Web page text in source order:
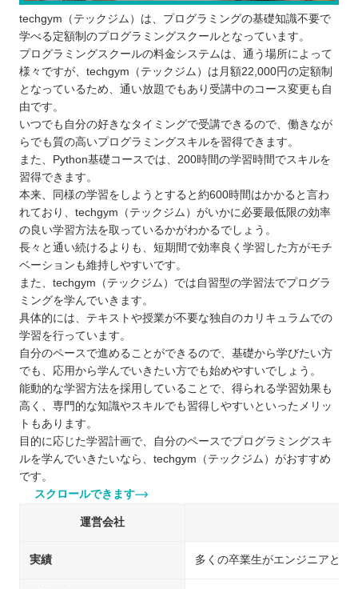
techgym（テックジム）は、プログラミングの基礎知識不要で
学べる定額制のプログラミングスクールとなっています。
プログラミングスクールの料金システムは、通う場所によって
様々ですが、techgym（テックジム）は月額22,000円の定額制
となっているため、通い放題でもあり受講中のコース変更も自
由です。
いつでも自分の好きなタイミングで受講できるので、働きなが
らでも質の高いプログラミングスキルを習得できます。
また、Python基礎コースでは、200時間の学習時間でスキルを
習得できます。
本来、同様の学習をしようとすると約600時間はかかると言わ
れており、techgym（テックジム）がいかに必要最低限の効率
の良い学習方法を取っているかがわかるでしょう。
長々と通い続けるよりも、短期間で効率良く学習した方がモチ
ベーションも維持しやすいです。
また、techgym（テックジム）では自習型の学習法でプログラ
ミングを学んでいきます。
具体的には、テキストや授業が不要な独自のカリキュラムでの
学習を行っています。
自分のペースで進めることができるので、基礎から学びたい方
でも、応用から学んでいきたい方でも始めやすいでしょう。
能動的な学習方法を採用していることで、得られる学習効果も
高く、専門的な知識やスキルでも習得しやすいといったメリッ
トもあります。
目的に応じた学習計画で、自分のペースでプログラミングスキ
ルを学んでいきたいなら、techgym（テックジム）がおすすめ
です。
スクロールできます
運営会社
実績 多くの卒業生がエンジニアとし